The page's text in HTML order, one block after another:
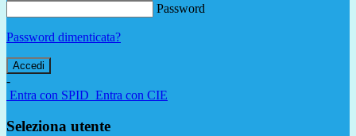
Password
Password dimenticata?
-
Entra con SPID Entra con CIE
Seleziona utente